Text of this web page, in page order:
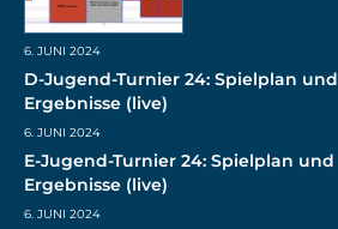
6. JUNI 2024
D-Jugend-Turnier 24: Spielplan und
Ergebnisse (live)
6. JUNI 2024
E-Jugend-Turnier 24: Spielplan und
Ergebnisse (live)
6. JUNI 2024